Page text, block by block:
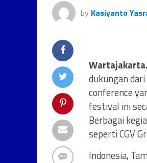
by Kasiyanto
dukungan
conference
festival ini
Berbagai
seperti CGV
Indonesia,